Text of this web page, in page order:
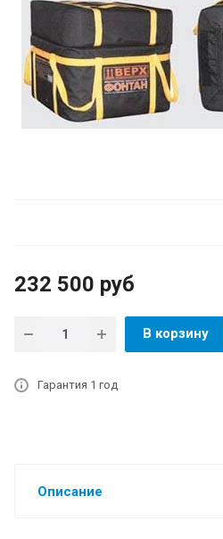
232 500 руб
В корзину
Гарантия 1 год
Описание